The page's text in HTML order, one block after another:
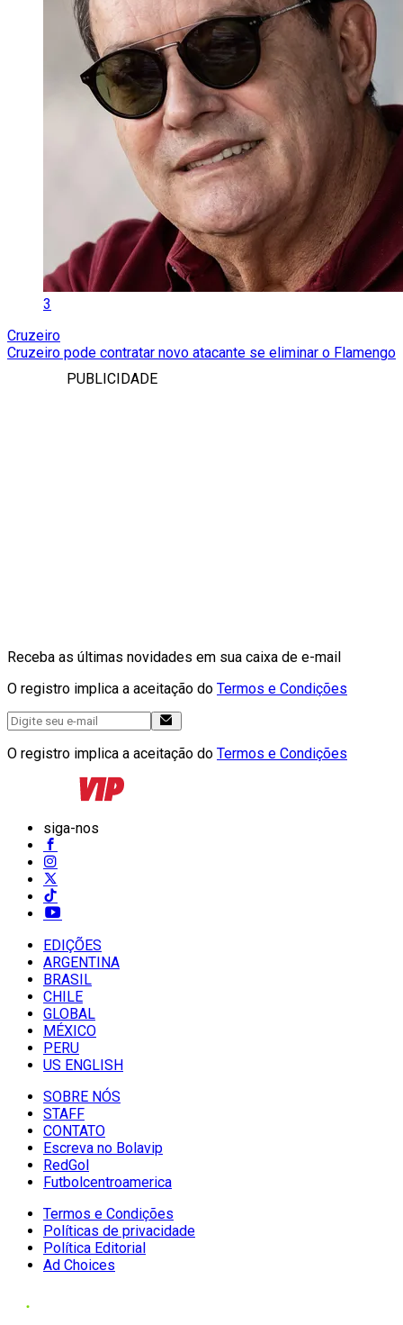
3
Cruzeiro
Cruzeiro pode contratar novo atacante se eliminar o Flamengo
PUBLICIDADE
Receba as últimas novidades em sua caixa de e-mail
O registro implica a aceitação do Termos e Condições
O registro implica a aceitação do Termos e Condições
siga-nos
EDIÇÕES
ARGENTINA
BRASIL
CHILE
GLOBAL
MÉXICO
PERU
US ENGLISH
SOBRE NÓS
STAFF
CONTATO
Escreva no Bolavip
RedGol
Futbolcentroamerica
Termos e Condições
Políticas de privacidade
Política Editorial
Ad Choices